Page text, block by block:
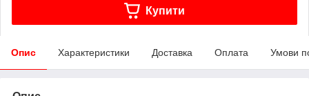
Купити
Опис Характеристики Доставка Оплата Умови